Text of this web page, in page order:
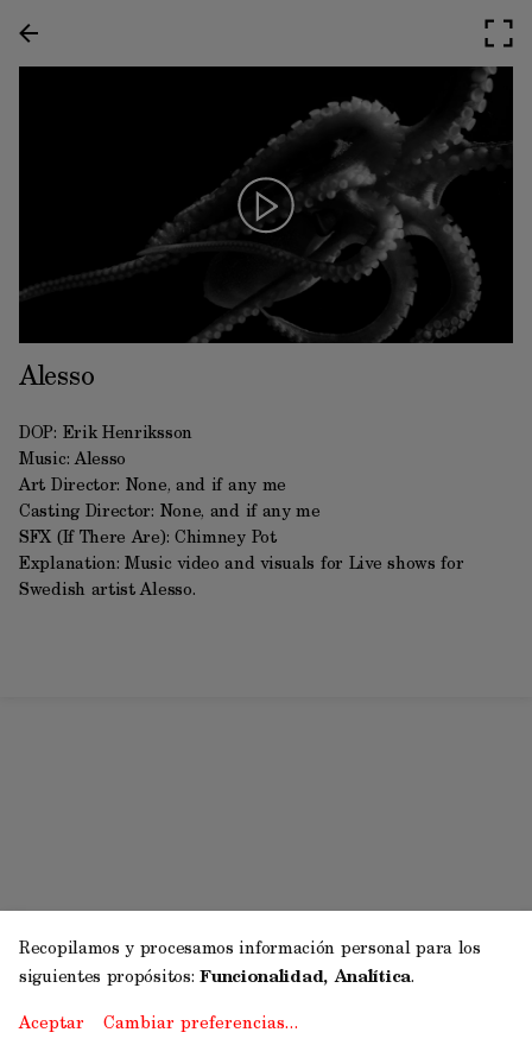
Alesso
DOP: Erik Henriksson
Music: Alesso
Art Director: None, and if any me
Casting Director: None, and if any me
SFX (If There Are): Chimney Pot
Explanation: Music video and visuals for Live shows for
Swedish artist Alesso.
Recopilamos y procesamos información personal para los
siguientes propósitos:Funcionalidad, Analítica.
Aceptar Cambiar preferencias…